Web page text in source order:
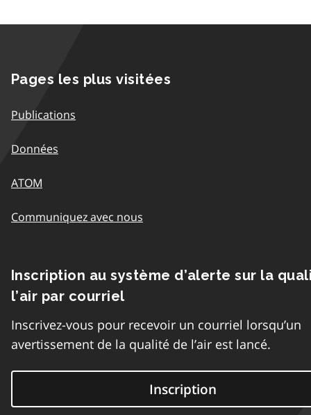
Pages les plus visitées
Publications
Données
ATOM
Communiquez avec nous
Inscription au système d’alerte sur la
l’air par courriel
Inscrivez-vous pour recevoir un courriel lorsqu’un
avertissement de la qualité de l’air est lancé.
Inscription